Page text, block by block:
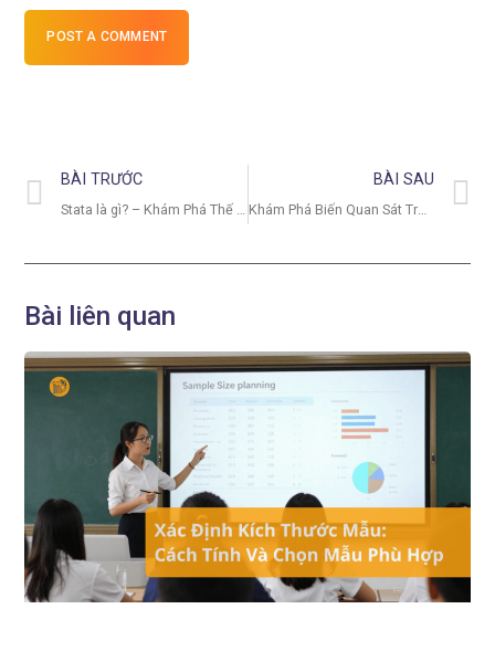
POST A COMMENT
BÀI TRƯỚC BÀI SAU
Khám Phá Biến Quan Sát Trong SMARTPLS – Tối Ưu Hóa Mô Hình Nghiên Cứu
Bài liên quan